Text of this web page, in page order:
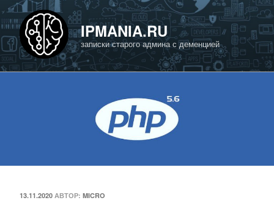
Перейти
к
содержимому
IPMANIA.RU
записки старого админа с деменцией
ОПУБЛИКОВАНО
13.11.2020 АВТОР: MICRO